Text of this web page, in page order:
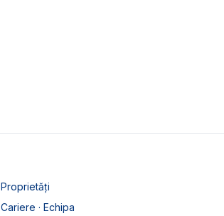
Proprietăți
Cariere · Echipa